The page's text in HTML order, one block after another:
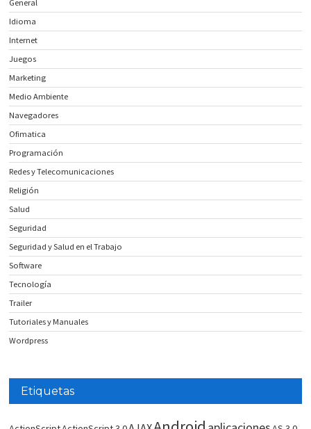
General
Idioma
Internet
Juegos
Marketing
Medio Ambiente
Navegadores
Ofimatica
Programación
Redes y Telecomunicaciones
Religión
Salud
Seguridad
Seguridad y Salud en el Trabajo
Software
Tecnología
Trailer
Tutoriales y Manuales
Wordpress
Etiquetas